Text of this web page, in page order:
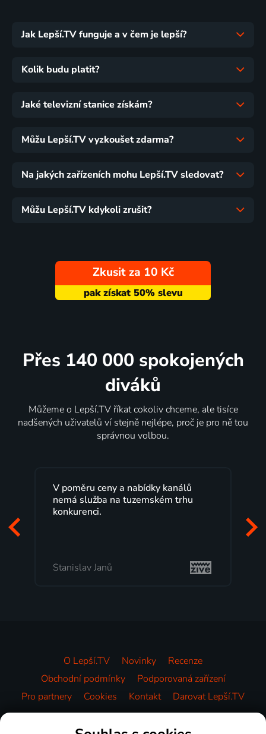
Jak Lepší.TV funguje a v čem je lepší?
Kolik budu platit?
Jaké televizní stanice získám?
Můžu Lepší.TV vyzkoušet zdarma?
Na jakých zařízeních mohu Lepší.TV sledovat?
Můžu Lepší.TV kdykoli zrušit?
Zkusit za 10 Kč
Přes 140 000 spokojených
diváků
Můžeme o Lepší.TV říkat cokoliv chceme, ale tisíce
nadšených uživatelů ví stejně nejlépe, proč je pro ně tou
správnou volbou.
Lepší.TV sleduji už několik let s
maximální spokojeností. Velký výběr
programů a nemuset běžet k TV na
Milada Tomešová
O Lepší.TV Novinky
Recenze
Obchodní podmínky
Podporovaná zařízení
Pro partnery
Cookies Kontakt Darovat Lepší.TV
Videotéka